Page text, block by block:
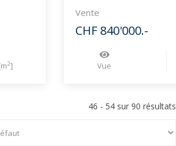
2]
Vente
CHF 840'000.-
Vue
46 - 54 sur 90 résultats